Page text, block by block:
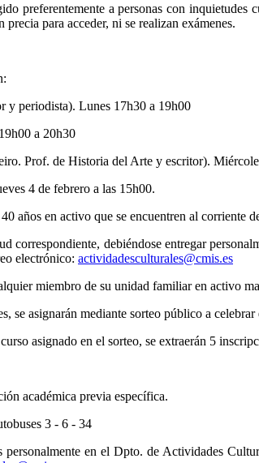
preferentemente a personas con inquietudes
para acceder, ni se realizan exámenes.
y periodista). Lunes 17h30 a 19h00
a 20h30
Prof. de Historia del Arte y escritor).
4 de febrero a las 15h00.
años en activo que se encuentren al corriente
correspondiente, debiéndose entregar
electrónico: actividadesculturales@cmis.es
miembro de su unidad familiar en activo
se asignarán mediante sorteo público a
asignado en el sorteo, se extraerán 5
académica previa específica.
3 - 6 - 34
en el Dpto. de Actividades